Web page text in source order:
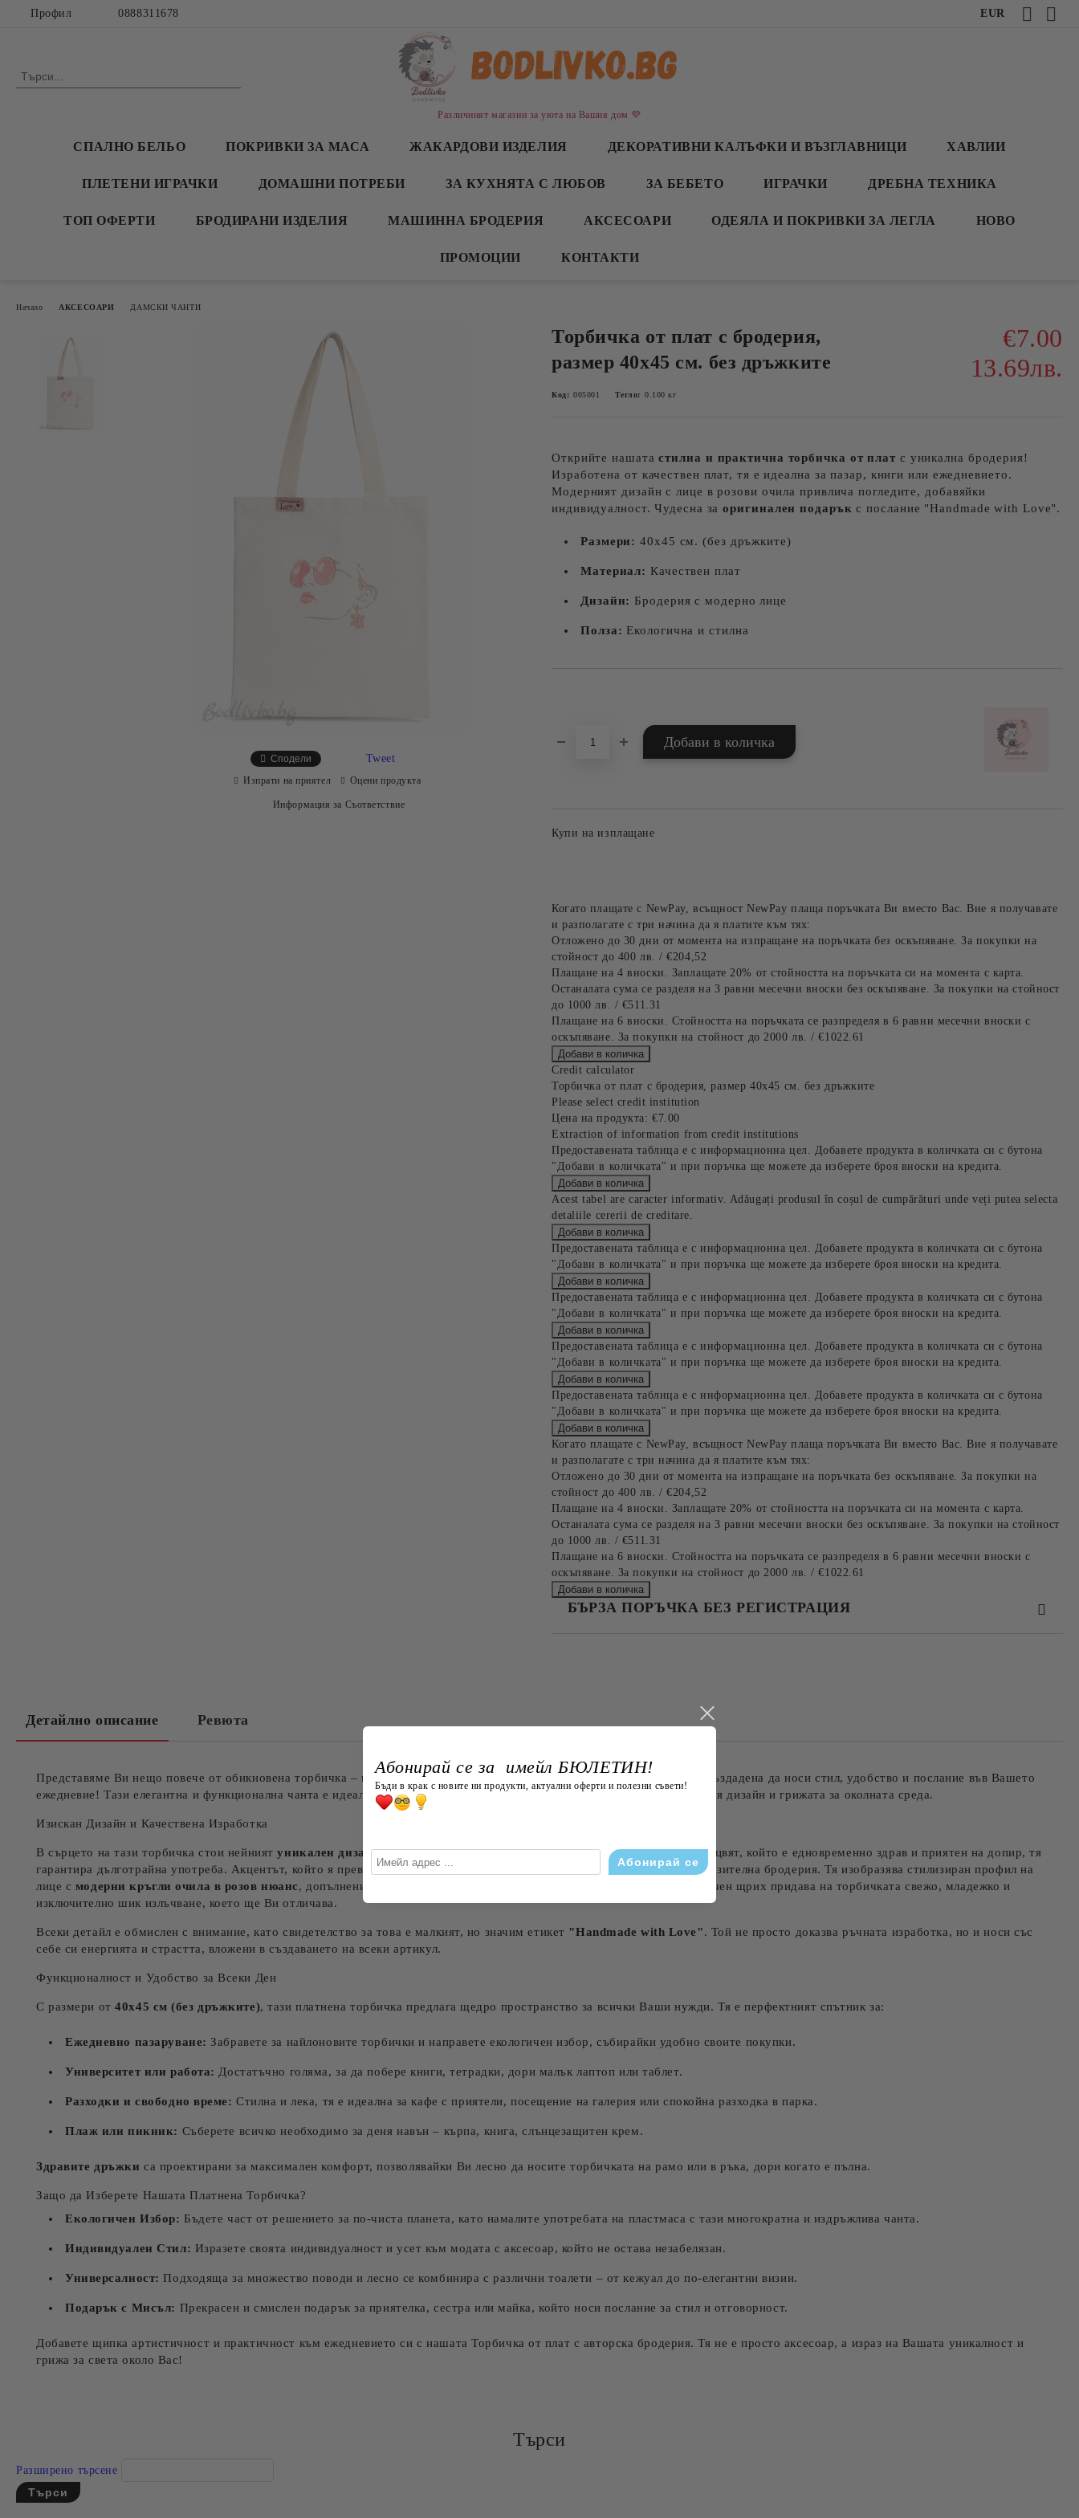
Профил 0888311678 EUR
Различният магазин за уюта на Вашия дом 💜
СПАЛНО БЕЛЬО ПОКРИВКИ ЗА МАСА ЖАКАРДОВИ ИЗДЕЛИЯ ДЕКОРАТИВНИ КАЛЪФКИ И ВЪЗГЛАВНИЦИ ХАВЛИИ
ПЛЕТЕНИ ИГРАЧКИ ДОМАШНИ ПОТРЕБИ ЗА КУХНЯТА С ЛЮБОВ ЗА БЕБЕТО ИГРАЧКИ ДРЕБНА ТЕХНИКА
ТОП ОФЕРТИ БРОДИРАНИ ИЗДЕЛИЯ МАШИННА БРОДЕРИЯ АКСЕСОАРИ ОДЕЯЛА И ПОКРИВКИ ЗА ЛЕГЛА НОВО
ПРОМОЦИИ КОНТАКТИ
Начало АКСЕСОАРИ ДАМСКИ ЧАНТИ
Торбичка от плат с бродерия,
размер 40х45 см. без дръжките
€7.00
13.69лв.
Код: 005001 Тегло: 0.100 кг
Открийте нашатастилна и практична торбичка от плат с уникална бродерия!
Изработена от качествен плат, тя е идеална за пазар, книги или ежедневието.
Модерният дизайн с лице в розови очила привлича погледите, добавяйки
индивидуалност. Чудесна заоригинален подарък с послание "Handmade with Love".
Размери: 40х45 см. (без дръжките)
Материал: Качествен плат
Дизайн: Бродерия с модерно лице
Полза: Екологична и стилна
Купи на изплащане
Когато плащате с NewPay, всъщност NewPay плаща поръчката Ви вместо Вас. Вие я получавате
и разполагате с три начина да я платите към тях:
Отложено до 30 дни от момента на изпращане на поръчката без оскъпяване. За покупки на
стойност до 400 лв. / €204,52
Плащане на 4 вноски. Заплащате 20% от стойността на поръчката си на момента с карта.
Останалата сума се разделя на 3 равни месечни вноски без оскъпяване. За покупки на стойност
до 1000 лв. / €511.31
Плащане на 6 вноски. Стойността на поръчката се разпределя в 6 равни месечни вноски с
оскъпяване. За покупки на стойност до 2000 лв. / €1022.61
Credit calculator
Торбичка от плат с бродерия, размер 40х45 см. без дръжките
Please select credit institution
Цена на продукта: €7.00
Extraction of information from credit institutions
Предоставената таблица е с информационна цел. Добавете продукта в количката си с бутона
"Добави в количката" и при поръчка ще можете да изберете броя вноски на кредита.
Acest tabel are caracter informativ. Adăugați produsul în coșul de cumpărături unde veți putea selecta
detaliile cererii de creditare.
Предоставената таблица е с информационна цел. Добавете продукта в количката си с бутона
"Добави в количката" и при поръчка ще можете да изберете броя вноски на кредита.
Предоставената таблица е с информационна цел. Добавете продукта в количката си с бутона
"Добави в количката" и при поръчка ще можете да изберете броя вноски на кредита.
Предоставената таблица е с информационна цел. Добавете продукта в количката си с бутона
"Добави в количката" и при поръчка ще можете да изберете броя вноски на кредита.
Предоставената таблица е с информационна цел. Добавете продукта в количката си с бутона
"Добави в количката" и при поръчка ще можете да изберете броя вноски на кредита.
Когато плащате с NewPay, всъщност NewPay плаща поръчката Ви вместо Вас. Вие я получавате
и разполагате с три начина да я платите към тях:
Отложено до 30 дни от момента на изпращане на поръчката без оскъпяване. За покупки на
стойност до 400 лв. / €204,52
Плащане на 4 вноски. Заплащате 20% от стойността на поръчката си на момента с карта.
Останалата сума се разделя на 3 равни месечни вноски без оскъпяване. За покупки на стойност
до 1000 лв. / €511.31
Плащане на 6 вноски. Стойността на поръчката се разпределя в 6 равни месечни вноски с
оскъпяване. За покупки на стойност до 2000 лв. / €1022.61
БЪРЗА ПОРЪЧКА БЕЗ РЕГИСТРАЦИЯ
Съгласен съм сПолитиката за лични данни
Сподели Tweet
Изпрати на приятел Оцени продукта
Информация за Съответствие
Детайлно описание Ревюта
Представяме Ви нещо повече от обикновена торбичка – представяме Ви
, създадена да носи стил, удобство и послание във Вашето
ежедневие! Тази елегантна и функционална чанта е идеалният аксесоар за всеки, който цени качеството, индивидуалния дизайн и грижата за околната среда.
Изискан Дизайн и Качествена Изработка
В сърцето на тази торбичка стои нейниятуникален дизайн. Изработена от висококачествен, плътен плат в естествен цвят, който е едновременно здрав и приятен на допир, тя
гарантира дълготрайна употреба. Акцентът, който я превръща в истин произведение на изкуството, е нежната, но изразителна бродерия. Тя изобразява стилизиран профил на
лице с модерни кръгли очила в розов нюанс, допълнени от нежни розови устни и игрива розова обеца. Този артистичен щрих придава на торбичката свежо, младежко и
изключително шик излъчване, което ще Ви отличава.
Всеки детайл е обмислен с внимание, като свидетелство за това е малкият, но значим етикет "Handmade with Love". Той не просто доказва ръчната изработка, но и носи със
себе си енергията и страстта, вложени в създаването на всеки артикул.
Функционалност и Удобство за Всеки Ден
С размери от40х45 см (без дръжките), тази платнена торбичка предлага щедро пространство за всички Ваши нужди. Тя е перфектният спътник за:
Ежедневно пазаруване: Забравете за найлоновите торбички и направете екологичен избор, събирайки удобно своите покупки.
Университет или работа: Достатъчно голяма, за да побере книги, тетрадки, дори малък лаптоп или таблет.
Разходки и свободно време: Стилна и лека, тя е идеална за кафе с приятели, посещение на галерия или спокойна разходка в парка.
Плаж или пикник: Съберете всичко необходимо за деня навън – кърпа, книга, слънцезащитен крем.
Здравите дръжки са проектирани за максимален комфорт, позволявайки Ви лесно да носите торбичката на рамо или в ръка, дори когато е пълна.
Защо да Изберете Нашата Платнена Торбичка?
Екологичен Избор: Бъдете част от решението за по-чиста планета, като намалите употребата на пластмаса с тази многократна и издръжлива чанта.
Индивидуален Стил: Изразете своята индивидуалност и усет към модата с аксесоар, който не остава незабелязан.
Универсалност: Подходяща за множество поводи и лесно се комбинира с различни тоалети – от кежуал до по-елегантни визии.
Подарък с Мисъл: Прекрасен и смислен подарък за приятелка, сестра или майка, който носи послание за стил и отговорност.
Добавете щипка артистичност и практичност към ежедневието си с нашата Торбичка от плат с авторска бродерия. Тя не е просто аксесоар, а израз на Вашата уникалност и
грижа за света около Вас!
Търси
Разширено търсене
Абонирай се за имейл БЮЛЕТИН!
Бъди в крак с новите ни продукти, актуални оферти и полезни съвети!